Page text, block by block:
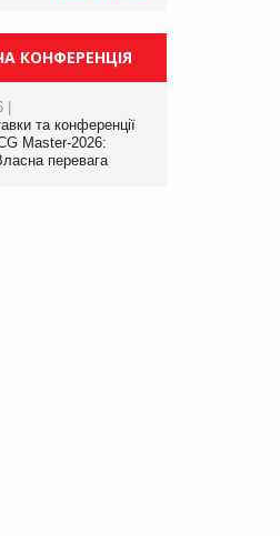
КОНФЕРЕНЦІЯ
та конференції
Master-2026:
перевага